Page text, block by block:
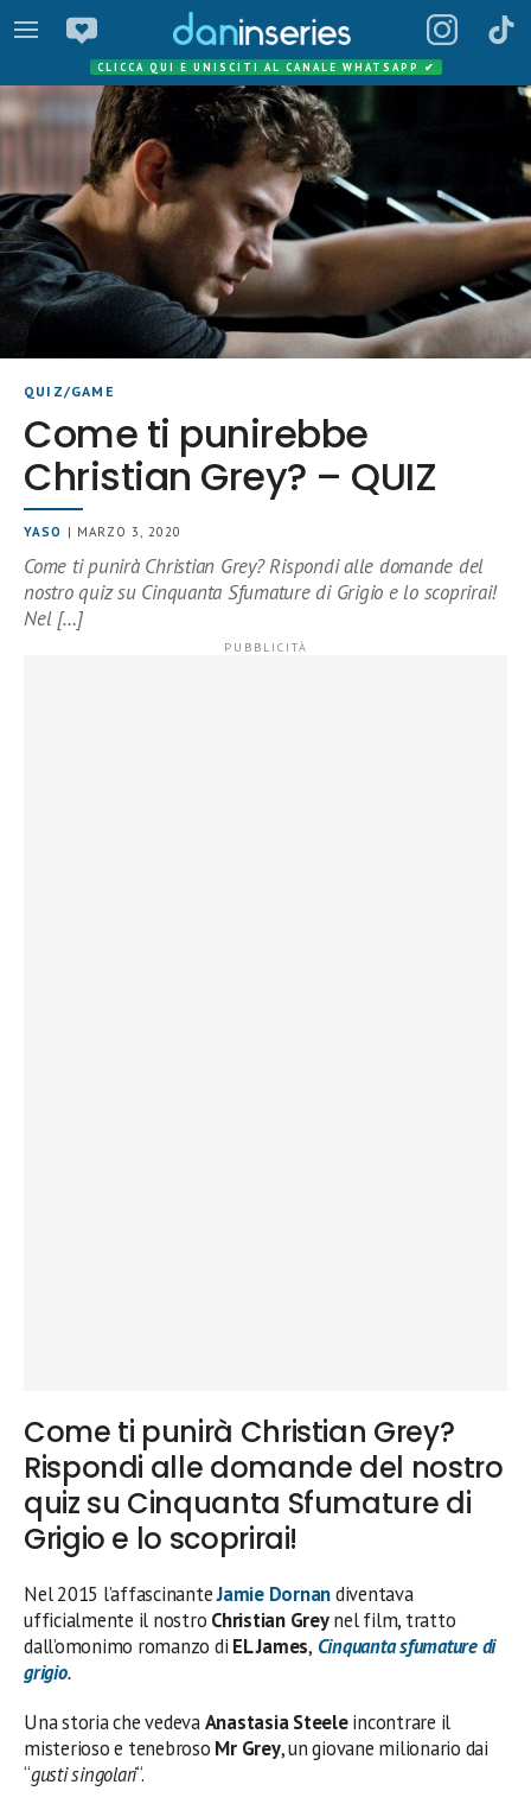
CLICCA QUI E UNISCITI AL CANALE WHATSAPP ✔
QUIZ/GAME
Come ti punirebbe
Christian Grey? – QUIZ
YASO | MARZO 3, 2020
Come ti punirà Christian Grey? Rispondi alle domande del
nostro quiz su Cinquanta Sfumature di Grigio e lo scoprirai!
Nel […]
Come ti punirà Christian Grey?
Rispondi alle domande del nostro
quiz su Cinquanta Sfumature di
Grigio e lo scoprirai!
Nel 2015 l’affascinanteJamie Dornandiventava
ufficialmente il nostro Christian Greynel film, tratto
dall’omonimo romanzo di EL James, Cinquanta sfumature di
grigio.
Una storia che vedevaAnastasia Steeleincontrare il
misterioso e tenebroso Mr Grey, un giovane milionario dai
“gusti singolari“.